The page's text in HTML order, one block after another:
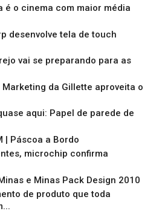
é o cinema com maior média
desenvolve tela de touch
vai se preparando para as
Marketing da Gillette aproveita o
aqui: Papel de parede de
| Páscoa a Bordo
microchip confirma
e Minas Pack Design 2010
de produto que toda